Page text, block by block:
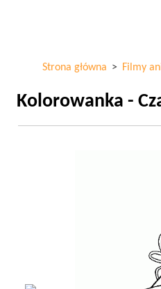
Strona główna > Filmy
Kolorowanka -